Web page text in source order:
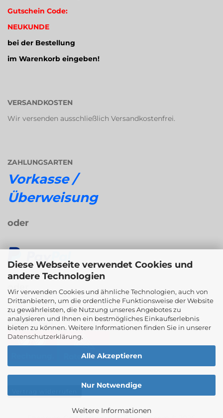
Diese Webseite verwendet Cookies und
andere Technologien
Wir verwenden Cookies und ähnliche Technologien, auch von
Drittanbietern, um die ordentliche Funktionsweise der Website
zu gewährleisten, die Nutzung unseres Angebotes zu
analysieren und Ihnen ein bestmögliches Einkaufserlebnis
bieten zu können. Weitere Informationen finden Sie in unserer
Datenschutzerklärung.
Alle Akzeptieren
Nur Notwendige
Weitere Informationen
Gutschein Code:
NEUKUNDE
bei der Bestellung
im Warenkorb eingeben!
VERSANDKOSTEN
Wir versenden ausschließlich Versandkostenfrei.
ZAHLUNGSARTEN
Vorkasse /
Überweisung
oder
oder
Rechnungs- / Ratenkauf
bei Klarna